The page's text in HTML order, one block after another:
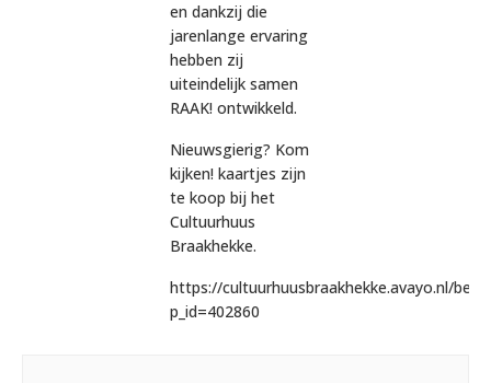
en dankzij die
jarenlange ervaring
hebben zij
uiteindelijk samen
RAAK! ontwikkeld.
Nieuwsgierig? Kom
kijken! kaartjes zijn
te koop bij het
Cultuurhuus
Braakhekke.
https://cultuurhuusbraakhekke.avayo.nl/
p_id=402860